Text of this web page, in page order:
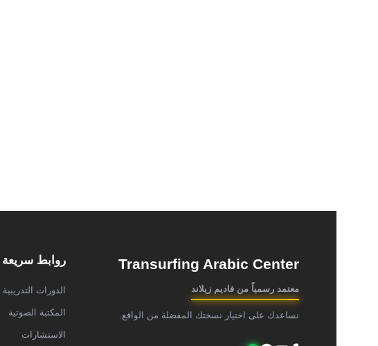
Transurfing Arabic Center
معتمد رسمياً من فاديم زيلاند
نساعدك على اختيار نسختك المفضلة من الواقع.
روابط سريعة
الدورات التدريبية
المكتبة الصوتية
الاستشارات